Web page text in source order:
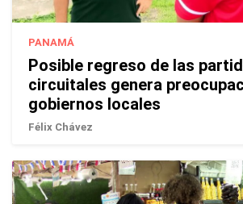
PANAMÁ
Posible regreso de las
circuitales genera
gobiernos locales
Félix Chávez